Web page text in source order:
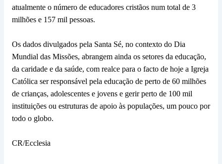
atualmente o número de educadores cristãos num total de 3
milhões e 157 mil pessoas.
Os dados divulgados pela Santa Sé, no contexto do Dia
Mundial das Missões, abrangem ainda os setores da educação,
da caridade e da saúde, com realce para o facto de hoje a Igreja
Católica ser responsável pela educação de perto de 60 milhões
de crianças, adolescentes e jovens e gerir perto de 100 mil
instituições ou estruturas de apoio às populações, um pouco por
todo o globo.
CR/Ecclesia